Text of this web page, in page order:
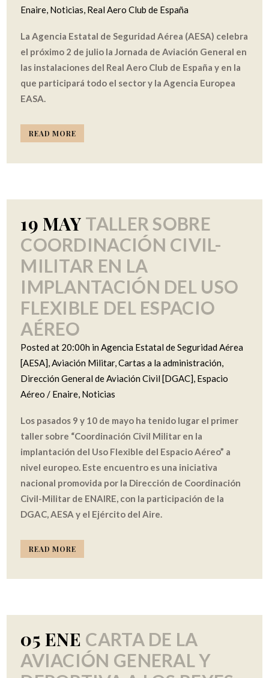
Enaire, Noticias, Real Aero Club de España
La Agencia Estatal de Seguridad Aérea (AESA) celebra
el próximo 2 de julio la Jornada de Aviación General en
las instalaciones del Real Aero Club de España y en la
que participará todo el sector y la Agencia Europea
EASA.
READ MORE
19 MAY TALLER SOBRE
COORDINACIÓN CIVIL-
MILITAR EN LA
IMPLANTACIÓN DEL USO
FLEXIBLE DEL ESPACIO
AÉREO
Posted at 20:00h inAgencia Estatal de Seguridad Aérea
[AESA],Aviación Militar,Cartas a la administración,
Dirección General de Aviación Civil [DGAC], Espacio
Aéreo / Enaire, Noticias
Los pasados 9 y 10 de mayo ha tenido lugar el primer
taller sobre “Coordinación Civil Militar en la
implantación del Uso Flexible del Espacio Aéreo” a
nivel europeo. Este encuentro es una iniciativa
nacional promovida por la Dirección de Coordinación
Civil-Militar de ENAIRE, con la participación de la
DGAC, AESA y el Ejército del Aire.
READ MORE
05 ENE CARTA DE LA
AVIACIÓN GENERAL Y